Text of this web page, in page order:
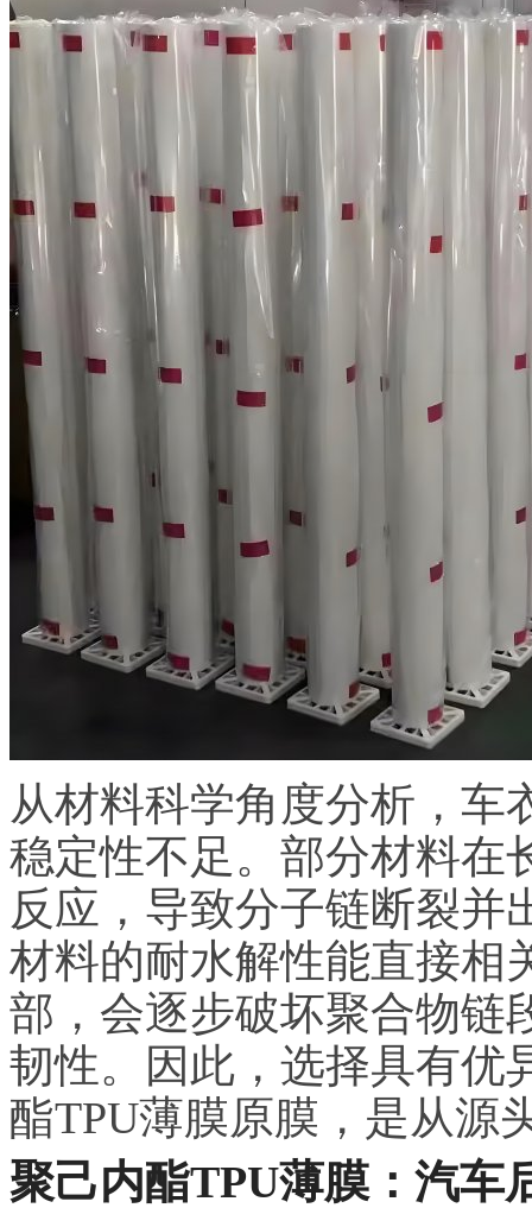
从材料科学角度分析，车
稳定性不足。部分材料在
反应，导致分子链断裂并
材料的耐水解性能直接
部，会逐步破坏聚合物链
韧性。因此，选择具有优
酯TPU薄膜原膜，是从源
聚己内酯TPU薄膜：汽车